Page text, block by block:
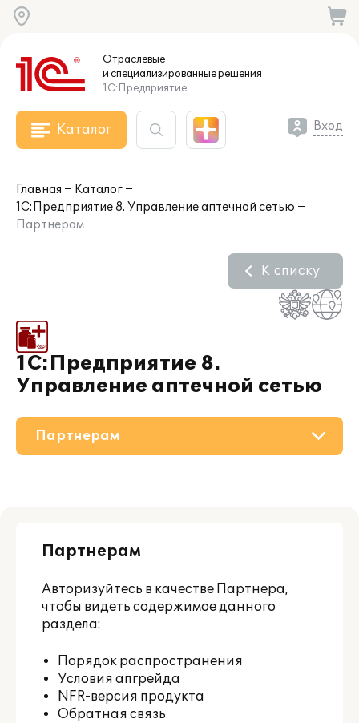
Отраслевые
и специализированныерешения
1С:Предприятие
Каталог Вход
Главная
Каталог
1С:Предприятие 8. Управление аптечной сетью
Партнерам
1С:Предприятие 8.
Управление аптечной сетью
К списку
Поддержка
Материалы
Партнерам
Партнерам
Авторизуйтесь в качестве Партнера,
чтобы видеть содержимое данного
раздела:
Порядок распространения
Условия апгрейда
NFR-версия продукта
Обратная связь